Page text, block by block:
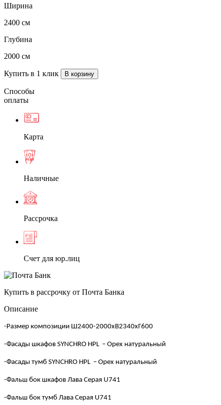
Ширина
2400 см
Глубина
2000 см
Купить в 1 клик
Способы
оплаты
Карта
Наличные
Рассрочка
Счет для юр.лиц
Купить в рассрочку от Почта Банка
Описание
-Размер композиции Ш2400-2000хВ2340хГ600
-Фасады шкафов SYNCHRO HPL – Орех натуральный
-Фасады тумб SYNCHRO HPL – Орех натуральный
-Фальш бок шкафов Лава Серая U741
-Фальш бок тумб Лава Серая U741